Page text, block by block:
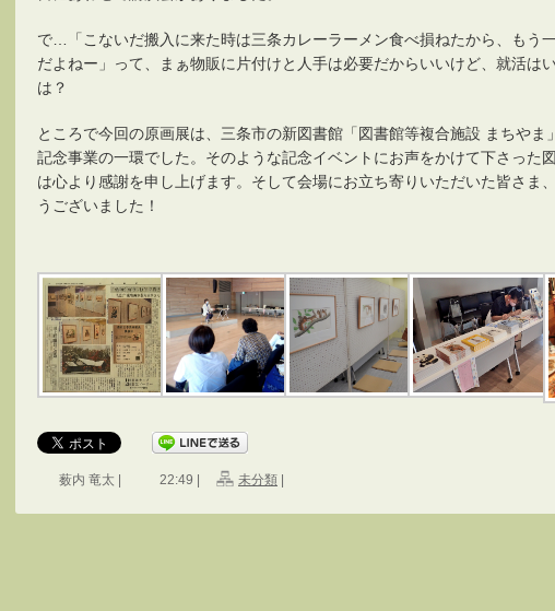
で…「こないだ搬入に来た時は三条カレーラーメン食べ損ねたから、もう
だよねー」って、まぁ物販に片付けと人手は必要だからいいけど、就活は
は？
ところで今回の原画展は、三条市の新図書館「図書館等複合施設 まちやま
記念事業の一環でした。そのような記念イベントにお声をかけて下さった
は心より感謝を申し上げます。そして会場にお立ち寄りいただいた皆さま
うございました！
薮内 竜太 | 22:49 | 未分類